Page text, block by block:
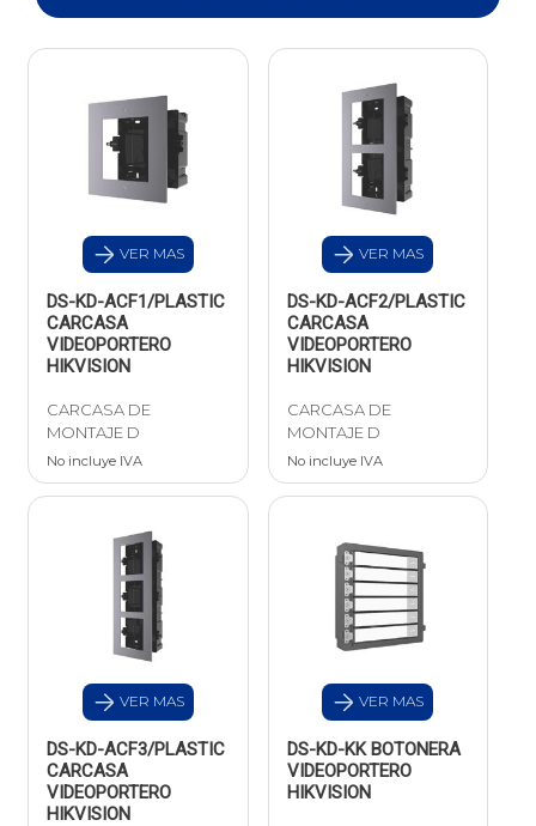
VER MAS
DS-KD-ACF1/PLASTIC
CARCASA
VIDEOPORTERO
HIKVISION
CARCASA DE
MONTAJE D
No incluye IVA
VER MAS
DS-KD-ACF2/PLASTIC
CARCASA
VIDEOPORTERO
HIKVISION
CARCASA DE
MONTAJE D
No incluye IVA
VER MAS
DS-KD-ACF3/PLASTIC
CARCASA
VIDEOPORTERO
HIKVISION
VER MAS
DS-KD-KK BOTONERA
VIDEOPORTERO
HIKVISION